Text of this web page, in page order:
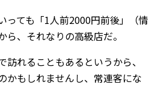
っても「1人前2000円前後」（情
、それなりの高級店だ。
訪れることもあるというから、
かもしれませんし、常連客にな